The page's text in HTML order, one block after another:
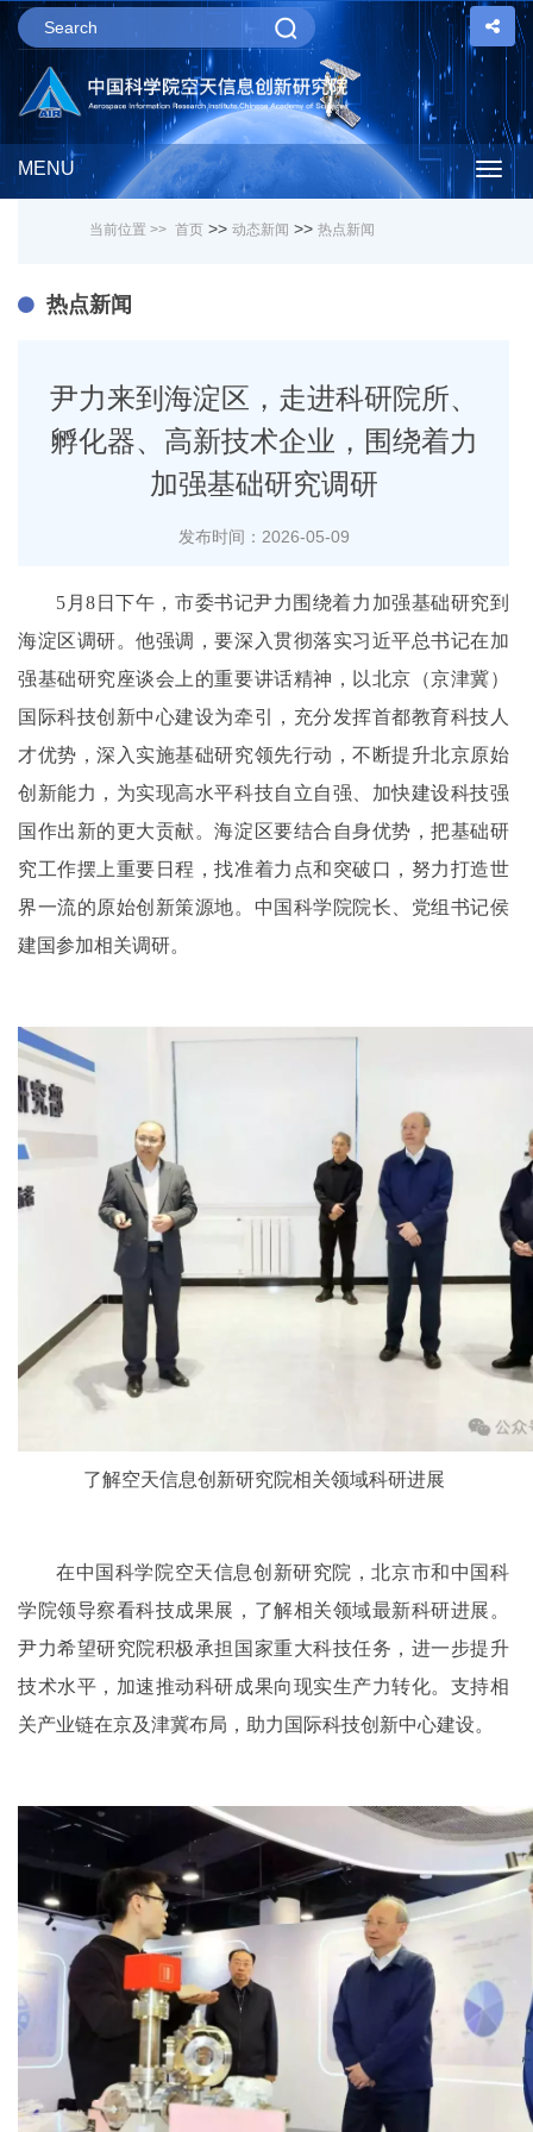
MENU
当前位置 >> 首页 >> 动态新闻 >> 热点新闻
热点新闻
尹力来到海淀区，走进科研院所、
孵化器、高新技术企业，围绕着力
加强基础研究调研
发布时间：2026-05-09
5月8日下午，市委书记尹力围绕着力加强基础研究到
海淀区调研。他强调，要深入贯彻落实习近平总书记在加
强基础研究座谈会上的重要讲话精神，以北京（京津冀）
国际科技创新中心建设为牵引，充分发挥首都教育科技人
才优势，深入实施基础研究领先行动，不断提升北京原始
创新能力，为实现高水平科技自立自强、加快建设科技强
国作出新的更大贡献。海淀区要结合自身优势，把基础研
究工作摆上重要日程，找准着力点和突破口，努力打造世
界一流的原始创新策源地。中国科学院院长、党组书记侯
建国参加相关调研。
了解空天信息创新研究院相关领域科研进展
在中国科学院空天信息创新研究院，北京市和中国科
学院领导察看科技成果展，了解相关领域最新科研进展。
尹力希望研究院积极承担国家重大科技任务，进一步提升
技术水平，加速推动科研成果向现实生产力转化。支持相
关产业链在京及津冀布局，助力国际科技创新中心建设。